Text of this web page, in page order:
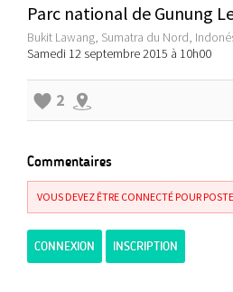
Parc national de Gunung
Bukit Lawang, Sumatra du Nord,
Samedi 12 septembre 2015 à 10h00
2
Commentaires
VOUS DEVEZ ÊTRE CONNECTÉ POUR
CONNEXION INSCRIPTION